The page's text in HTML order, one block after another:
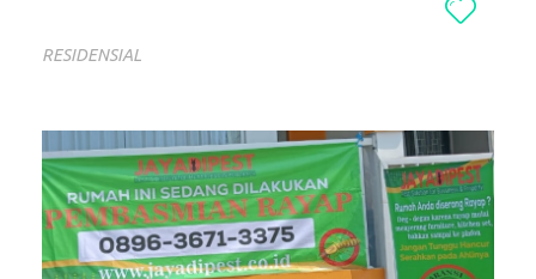
RESIDENSIAL